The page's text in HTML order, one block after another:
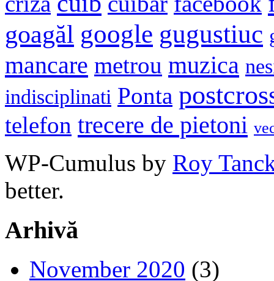
goagăl google gugustiuc
mancare metrou muzica
indisciplinati Ponta
telefon trecere de pietoni
WP-Cumulus by Roy
better.
Arhivă
November 2020 (3)